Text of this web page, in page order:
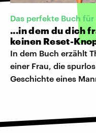
Das perfekte Buch
...in dem du dich
keinen Reset-
In dem Buch erzählt
einer Frau, die
Geschichte eines